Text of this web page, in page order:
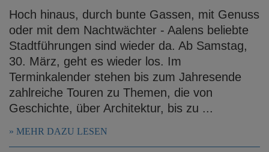
Hoch hinaus, durch bunte Gassen, mit Genuss
oder mit dem Nachtwächter - Aalens beliebte
Stadtführungen sind wieder da. Ab Samstag,
30. März, geht es wieder los. Im
Terminkalender stehen bis zum Jahresende
zahlreiche Touren zu Themen, die von
Geschichte, über Architektur, bis zu ...
MEHR DAZU LESEN